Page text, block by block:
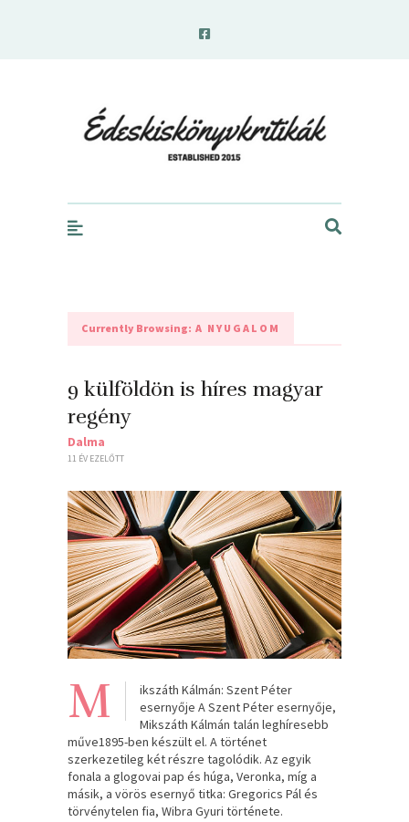
Currently Browsing: A NYUGALOM
9 külföldön is híres magyar
regény
Dalma
11 ÉV EZELŐTT
M
ikszáth Kálmán: Szent Péter
esernyője A Szent Péter esernyője,
Mikszáth Kálmán talán leghíresebb
műve1895-ben készült el. A történet
szerkezetileg két részre tagolódik. Az egyik
fonala a glogovai pap és húga, Veronka, míg a
másik, a vörös esernyő titka: Gregorics Pál és
törvénytelen fia, Wibra Gyuri története.